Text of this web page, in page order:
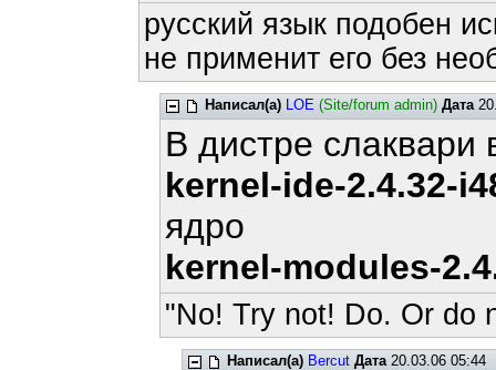
русский язык подобен
не применит его без
Написал(а) LOE (Site/forum admin) Дата
В дистре слаквари
kernel-ide-2.4.32-
ядро
kernel-modules-
"No! Try not! Do. Or do
Написал(а) Bercut Дата20.03.06 05:44